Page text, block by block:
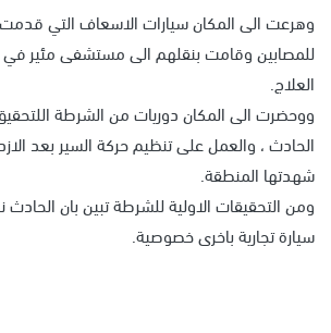
وهرعت الى المكان سيارات الاسعاف التي قدمت
للمصابين وقامت بنقلهم الى مستشفى مئير في
العلاج.
ووحضرت الى المكان دوريات من الشرطة
الحادث ، والعمل على تنظيم حركة السير بعد
شهدتها المنطقة.
ومن التحقيقات الاولية للشرطة تبين بان
سيارة تجارية باخرى خصوصية.